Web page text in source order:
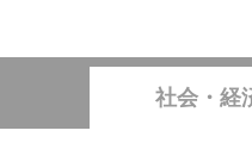
社会・経